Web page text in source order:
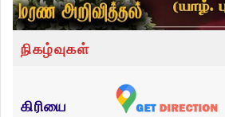
நிகழ்வுகள்
கிரியை